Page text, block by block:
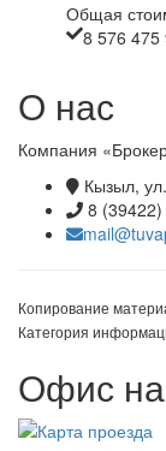
Общая
8 576 475
О нас
Компания
Кызыл,
8
Копирование
Категория
Офис на